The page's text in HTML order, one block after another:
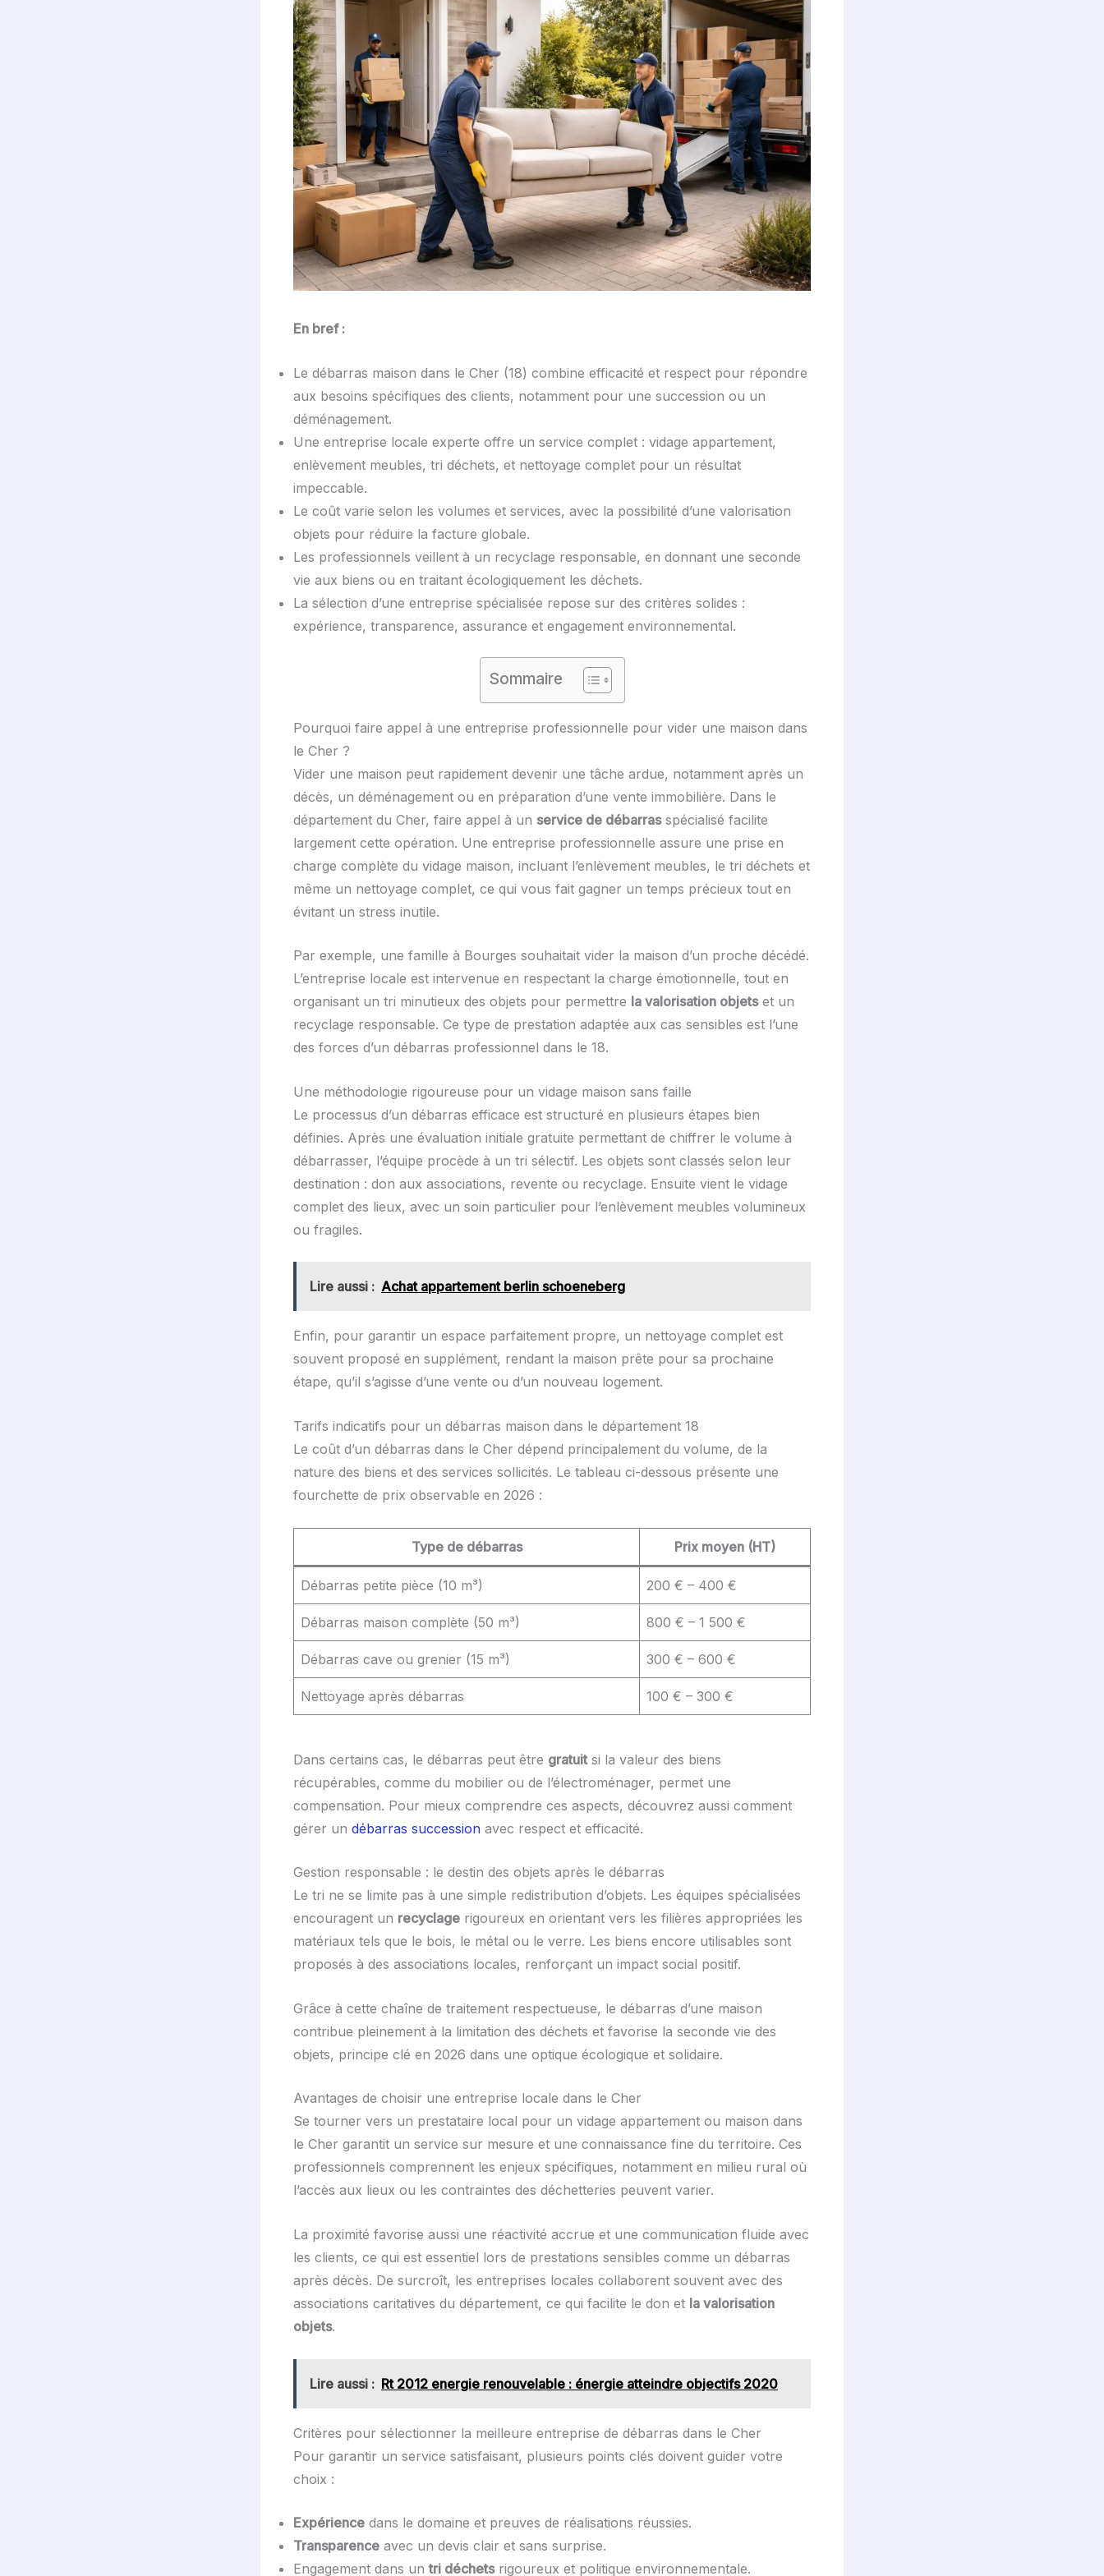
En bref :
Le débarras maison dans le Cher (18) combine efficacité et respect pour répondre
aux besoins spécifiques des clients, notamment pour une succession ou un
déménagement.
Une entreprise locale experte offre un service complet : vidage appartement,
enlèvement meubles, tri déchets, et nettoyage complet pour un résultat
impeccable.
Le coût varie selon les volumes et services, avec la possibilité d’une valorisation
objets pour réduire la facture globale.
Les professionnels veillent à un recyclage responsable, en donnant une seconde
vie aux biens ou en traitant écologiquement les déchets.
La sélection d’une entreprise spécialisée repose sur des critères solides :
expérience, transparence, assurance et engagement environnemental.
Sommaire
Pourquoi faire appel à une entreprise professionnelle pour vider une maison dans
le Cher ?
Vider une maison peut rapidement devenir une tâche ardue, notamment après un
décès, un déménagement ou en préparation d’une vente immobilière. Dans le
département du Cher, faire appel à un service de débarrasspécialisé facilite
largement cette opération. Une entreprise professionnelle assure une prise en
charge complète du vidage maison, incluant l’enlèvement meubles, le tri déchets et
même un nettoyage complet, ce qui vous fait gagner un temps précieux tout en
évitant un stress inutile.
Par exemple, une famille à Bourges souhaitait vider la maison d’un proche décédé.
L’entreprise locale est intervenue en respectant la charge émotionnelle, tout en
organisant un tri minutieux des objets pour permettre la valorisation objetset un
recyclage responsable. Ce type de prestation adaptée aux cas sensibles est l’une
des forces d’un débarras professionnel dans le 18.
Une méthodologie rigoureuse pour un vidage maison sans faille
Le processus d’un débarras efficace est structuré en plusieurs étapes bien
définies. Après une évaluation initiale gratuite permettant de chiffrer le volume à
débarrasser, l’équipe procède à un tri sélectif. Les objets sont classés selon leur
destination : don aux associations, revente ou recyclage. Ensuite vient le vidage
complet des lieux, avec un soin particulier pour l’enlèvement meubles volumineux
ou fragiles.
Lire aussi : Achat appartement berlin schoeneberg
Enfin, pour garantir un espace parfaitement propre, un nettoyage complet est
souvent proposé en supplément, rendant la maison prête pour sa prochaine
étape, qu’il s’agisse d’une vente ou d’un nouveau logement.
Tarifs indicatifs pour un débarras maison dans le département 18
Le coût d’un débarras dans le Cher dépend principalement du volume, de la
nature des biens et des services sollicités. Le tableau ci-dessous présente une
fourchette de prix observable en 2026 :
Type de débarras Prix moyen (HT)
Débarras petite pièce (10 m³) 200 € – 400 €
Débarras maison complète (50 m³) 800 € – 1 500 €
Débarras cave ou grenier (15 m³) 300 € – 600 €
Nettoyage après débarras 100 € – 300 €
Dans certains cas, le débarras peut être gratuit si la valeur des biens
récupérables, comme du mobilier ou de l’électroménager, permet une
compensation. Pour mieux comprendre ces aspects, découvrez aussi comment
gérer un débarras succession avec respect et efficacité.
Gestion responsable : le destin des objets après le débarras
Le tri ne se limite pas à une simple redistribution d’objets. Les équipes spécialisées
encouragent un recyclage rigoureux en orientant vers les filières appropriées les
matériaux tels que le bois, le métal ou le verre. Les biens encore utilisables sont
proposés à des associations locales, renforçant un impact social positif.
Grâce à cette chaîne de traitement respectueuse, le débarras d’une maison
contribue pleinement à la limitation des déchets et favorise la seconde vie des
objets, principe clé en 2026 dans une optique écologique et solidaire.
Avantages de choisir une entreprise locale dans le Cher
Se tourner vers un prestataire local pour un vidage appartement ou maison dans
le Cher garantit un service sur mesure et une connaissance fine du territoire. Ces
professionnels comprennent les enjeux spécifiques, notamment en milieu rural où
l’accès aux lieux ou les contraintes des déchetteries peuvent varier.
La proximité favorise aussi une réactivité accrue et une communication fluide avec
les clients, ce qui est essentiel lors de prestations sensibles comme un débarras
après décès. De surcroît, les entreprises locales collaborent souvent avec des
associations caritatives du département, ce qui facilite le don et la valorisation
objets.
Lire aussi : Rt 2012 energie renouvelable : énergie atteindre objectifs 2020
Critères pour sélectionner la meilleure entreprise de débarras dans le Cher
Pour garantir un service satisfaisant, plusieurs points clés doivent guider votre
choix :
Expérience dans le domaine et preuves de réalisations réussies.
Transparence avec un devis clair et sans surprise.
Engagement dans untri déchetsrigoureux et politique environnementale.